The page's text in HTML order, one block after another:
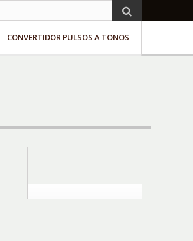
CONVERTIDOR PULSOS A TONOS